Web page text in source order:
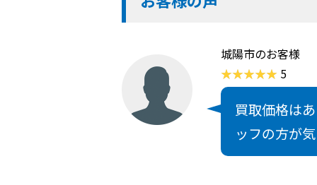
城陽市のお客様
5
買取価格は
ッフの方が